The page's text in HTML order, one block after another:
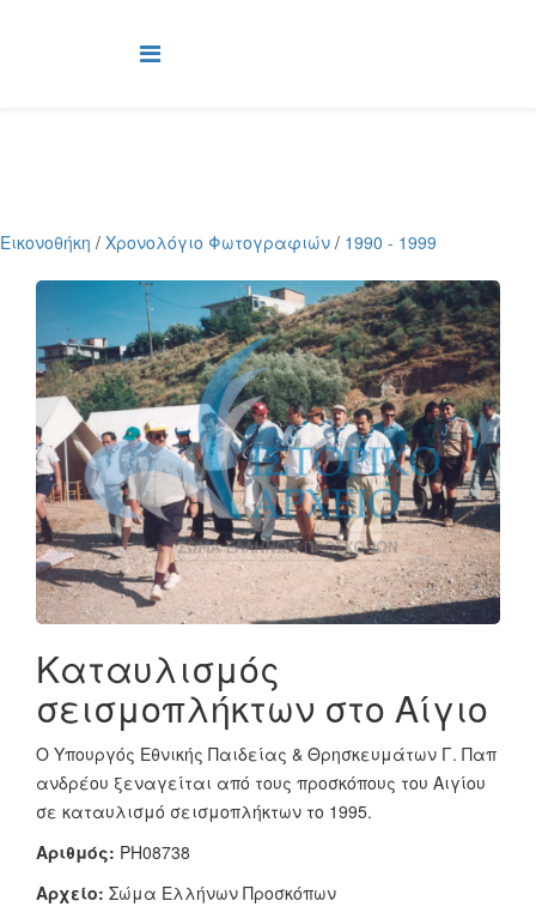
Εικονοθήκη / Χρονολόγιο Φωτογραφιών / 1990 - 1999
Καταυλισμός
σεισμοπλήκτων στο Αίγιο
Ο Υπουργός Εθνικής Παιδείας & Θρησκευμάτων Γ. Παπ
ανδρέου ξεναγείται από τους προσκόπους του Αιγίου
σε καταυλισμό σεισμοπλήκτων το 1995.
Αριθμός: PH08738
Αρχείο: Σώμα Ελλήνων Προσκόπων